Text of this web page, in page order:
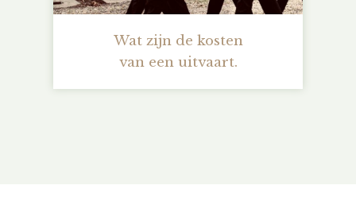
Wat zijn de kosten
van een uitvaart.